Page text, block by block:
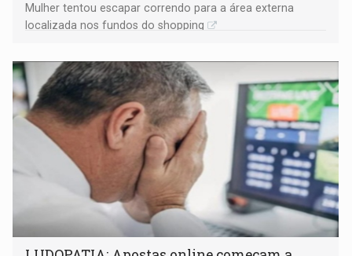
Mulher tentou escapar correndo para a área externa
localizada nos fundos do shopping